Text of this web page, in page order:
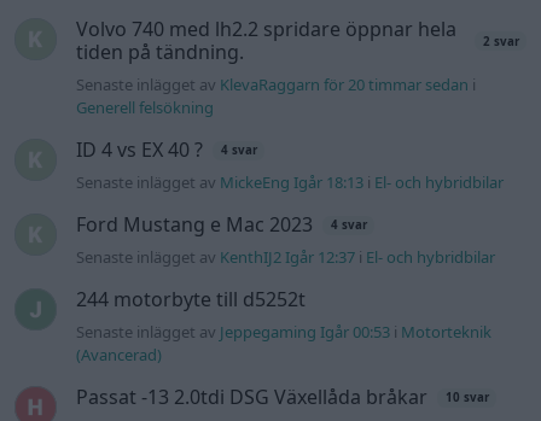
Volvo 740 med lh2.2 spridare öppnar hela
tiden på tändning.
2 svar
Senaste inlägget av KlevaRaggarn för 20 timmar sedan i
Generell felsökning
ID 4 vs EX 40 ? 4 svar
Senaste inlägget av MickeEng Igår 18:13 i El- och hybridbilar
Ford Mustang e Mac 2023 4 svar
Senaste inlägget av KenthIJ2 Igår 12:37 i El- och hybridbilar
244 motorbyte till d5252t
Senaste inlägget av Jeppegaming Igår 00:53 i Motorteknik
(Avancerad)
Passat -13 2.0tdi DSG Växellåda bråkar 10 svar